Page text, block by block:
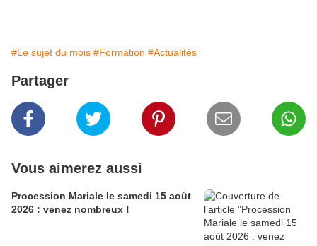
#Le sujet du mois #Formation #Actualités
Partager
Vous aimerez aussi
Procession Mariale le samedi 15 août
2026 : venez nombreux !